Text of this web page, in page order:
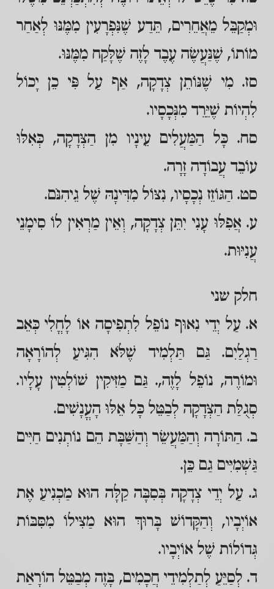
וּמְקַבֵּל מֵאֲחֵרִים, תֵּדַע שֶׁנִּפְרָעִין מִמֶּנּוּ לְאַחַר
מוֹתוֹ, שֶׁנַּעֲשֶׂה עֶבֶד לָזֶה שֶׁלָּקַח מִמֶּנּוּ.
סז. מִי שֶׁנּוֹתֵן צְדָקָה, אַף עַל פִּי כֵן יָכוֹל
לִהְיוֹת שֶׁיֵּרֵד מִנְּכָסָיו.
סח. כָּל הַמַּעֲלִים עֵינָיו מִן הַצְּדָקָה, כְּאִלּוּ
עוֹבֵד עֲבוֹדָה זָרָה.
סט. הַגּוֹזֵז נְכָסָיו, נִצּוֹל מִדִּינָהּ שֶׁל גֵיהִנֹּם.
ע. אֲפִלּוּ עָנִי יִתֵּן צְדָקָה, וְאֵין מַרְאִין לוֹ סִימָנֵי
עֲנִיּוּת.
חלק שני
א. עַל יְדֵי נִאוּף נוֹפֵל לִתְפִיסָה אוֹ לָחֳלִי כְּאֵב
רַגְלַיִם. גַּם תַּלְמִיד שֶׁלֹּא הִגִּיעַ לְהוֹרָאָה
וּמוֹרֶה, נוֹפֵל לָזֶה,. גַּם מַזִּיקִין שׁוֹלְטִין עָלָיו.
סְגֻלַּת הַצְּדָקָה לְבַטֵּל כָּל אֵלּוּ הָעֳנָשִׁים.
ב. הַתּוֹרָה וְהַמַּעֲשֵׂר וְהַשַּׁבָּת הֵם נוֹתְנִים חַיִּים
גַּשְׁמִיִּים גַם כֵּן.
ג. עַל יְדֵי צְדָקָה בְּסִבָּה קַלָּה הוּא מַכְנִיעַ אֶת
אוֹיְבָיו, וְהַקָּדוֹשׁ בָּרוּךְ הוּא מַצִּילוֹ מִסִּבּוֹת
גְּדוֹלוֹת שֶׁל אוֹיְבָיו.
ד. לְסַיֵּעַ לְתַלְמִידֵי חֲכָמִים, בָּזֶה מְבַטֵּל הוֹרָאַת